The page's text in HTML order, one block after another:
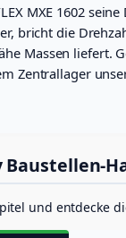
MXE 1602
bricht die
Massen liefert.
Zentrallager
Baustellen-
und entdecke